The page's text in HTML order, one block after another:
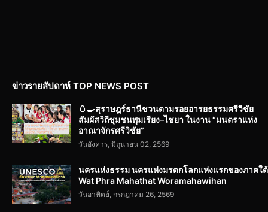
ข่าวรายสัปดาห์ TOP NEWS POST
🥚🍳สุราษฎร์ธานีชวนตามรอยอารยธรรมศรีวิชัย
สัมผัสวิถีชุมชนพุมเรียง–ไชยา ในงาน “มนตราแห่ง
อาณาจักรศรีวิชัย”
วันอังคาร, มิถุนายน 02, 2569
นครแห่งธรรม นครแห่งมรดกโลกแห่งแรกของภาคใต้
Wat Phra Mahathat Woramahawihan
วันอาทิตย์, กรกฎาคม 26, 2569